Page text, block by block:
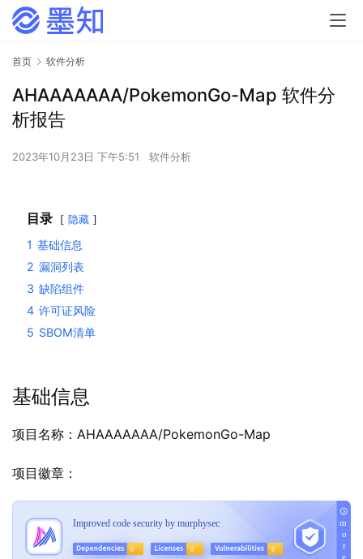
首页 软件分析
AHAAAAAAA/PokemonGo-Map 软件分
析报告
2023年10月23日 下午5:51 软件分析
目录 隐藏
1 基础信息
2 漏洞列表
3 缺陷组件
4 许可证风险
5 SBOM清单
基础信息
项目名称：AHAAAAAAA/PokemonGo-Map
项目徽章：